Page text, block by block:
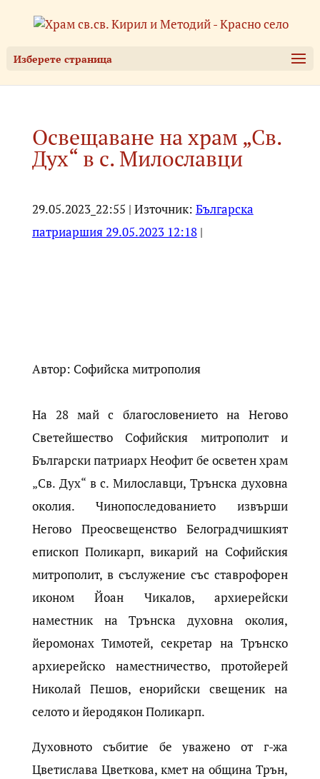
Изберете страница
Освещаване на храм „Св.
Дух“ в с. Милославци
29.05.2023_22:55 | Източник: Българска
патриаршия 29.05.2023 12:18|
Автор: Софийска митрополия
На 28 май с благословението на Негово
Светейшество Софийския митрополит и
Български патриарх Неофит бе осветен храм
„Св. Дух“ в с. Милославци, Трънска духовна
околия. Чинопоследованието извърши
Негово Преосвещенство Белоградчишкият
епископ Поликарп, викарий на Софийския
митрополит, в съслужение със ставрофорен
иконом Йоан Чикалов, архиерейски
наместник на Трънска духовна околия,
йеромонах Тимотей, секретар на Трънско
архиерейско наместничество, протойерей
Николай Пешов, енорийски свещеник на
селото и йеродякон Поликарп.
Духовното събитие бе уважено от г-жа
Цветислава Цветкова, кмет на община Трън,